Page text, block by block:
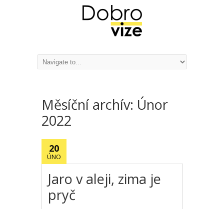
Měsíční archív: Únor
2022
20
ÚNO
Jaro v aleji, zima je
pryč